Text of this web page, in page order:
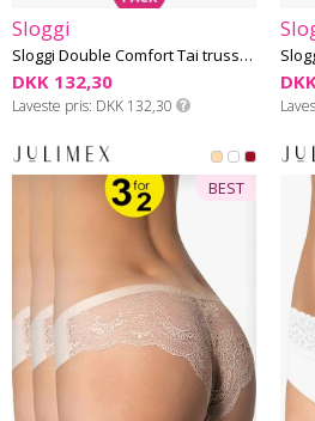
Sloggi
Sloggi Double Comfort Tai trusse - Bomuld - 2 Pak
DKK 132,30
Laveste pris DKK 132,30
BEST